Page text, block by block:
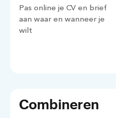
Pas online je CV en brief
aan waar en wanneer je
wilt
Combineren